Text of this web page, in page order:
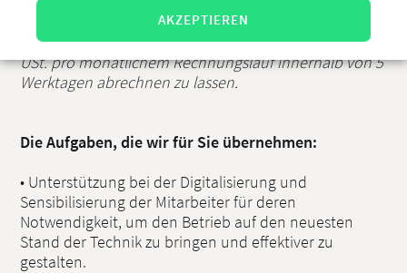
AKZEPTIEREN
ambulanten Pflegedienst für eine Gebühr von 1,0%
zzgl. USt. und Ihren Intensivpflegedienst für 0,5% zzgl.
USt. pro monatlichem Rechnungslauf innerhalb von 5
Werktagen abrechnen zu lassen.
Die Aufgaben, die wir für Sie übernehmen:
• Unterstützung bei der Digitalisierung und
Sensibilisierung der Mitarbeiter für deren
Notwendigkeit, um den Betrieb auf den neuesten
Stand der Technik zu bringen und effektiver zu
gestalten.